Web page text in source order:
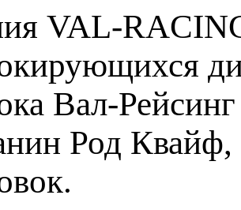
VAL-
Вал-
Род Квайф,